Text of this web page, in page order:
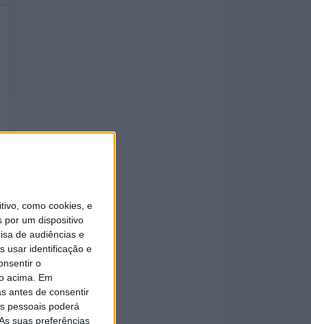
como cookies, e
por um dispositivo
de audiências e
usar identificação e
o
acima. Em
antes de consentir
pessoais poderá
suas preferências